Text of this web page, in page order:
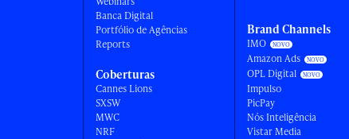
Banca Digital
Portfólio de Agências
Reports
Coberturas
Cannes Lions
SXSW
MWC
NRF
Brand Channels
IMO
Amazon Ads
OPL Digital
Impulso
PicPay
Nós Inteligência
Vistar Media